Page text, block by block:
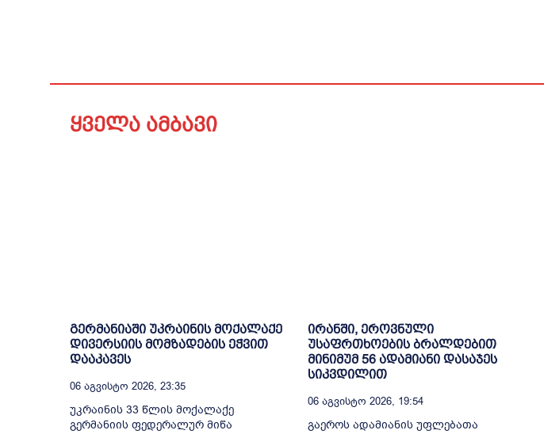
ყველა ამბავი
გერმანიაში უკრაინის მოქალაქე
დივერსიის მომზადების ეჭვით
დააკავეს
06 Აგვისტო 2026, 23:35
უკრაინის 33 წლის მოქალაქე
გერმანიის ფედერალურ მიწა
ირანში, ეროვნული
უსაფრთხოების ბრალდებით
მინიმუმ 56 ადამიანი დასაჯეს
სიკვდილით
06 Აგვისტო 2026, 19:54
გაეროს ადამიანის უფლებათა